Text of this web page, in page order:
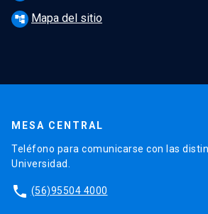
account_tree Mapa del sitio
MESA CENTRAL
Teléfono para comunicarse con las
Universidad.
phone (56)95504 4000